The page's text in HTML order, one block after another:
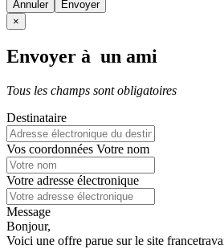
Annuler
×
Envoyer à un ami
Tous les champs sont obligatoires
Destinataire
Vos coordonnées Votre nom
Votre adresse électronique
Message
Bonjour,
Voici une offre parue sur le site